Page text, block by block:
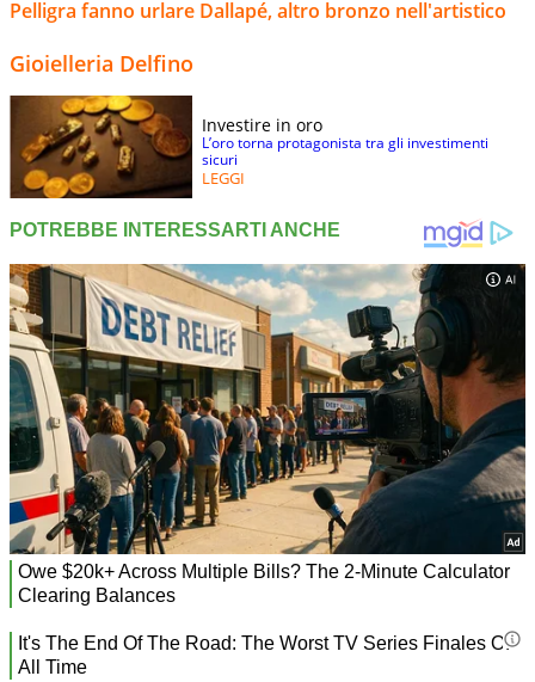
Pelligra fanno urlare Dallapé, altro bronzo nell'artistico
Gioielleria Delfino
Investire in oro
L’oro torna protagonista tra gli investimenti
sicuri
LEGGI